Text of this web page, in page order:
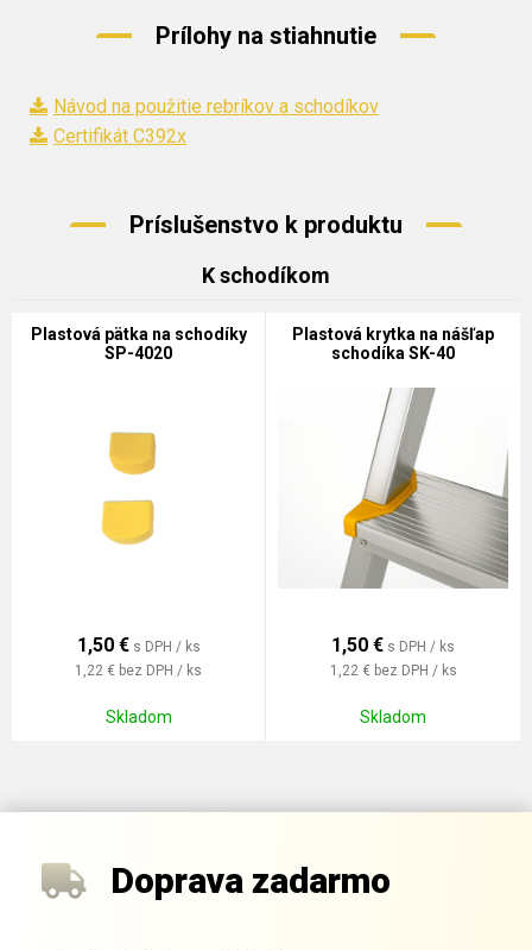
Prílohy na stiahnutie
Návod na použitie rebríkov a schodíkov
Certifikát C392x
Príslušenstvo k produktu
K schodíkom
Plastová pätka na schodíky
SP-4020
1,50 € s DPH / ks
1,22 € bez DPH / ks
Skladom
Plastová krytka na nášľap
schodíka SK-40
1,50 € s DPH / ks
1,22 € bez DPH / ks
Skladom
Doprava zadarmo